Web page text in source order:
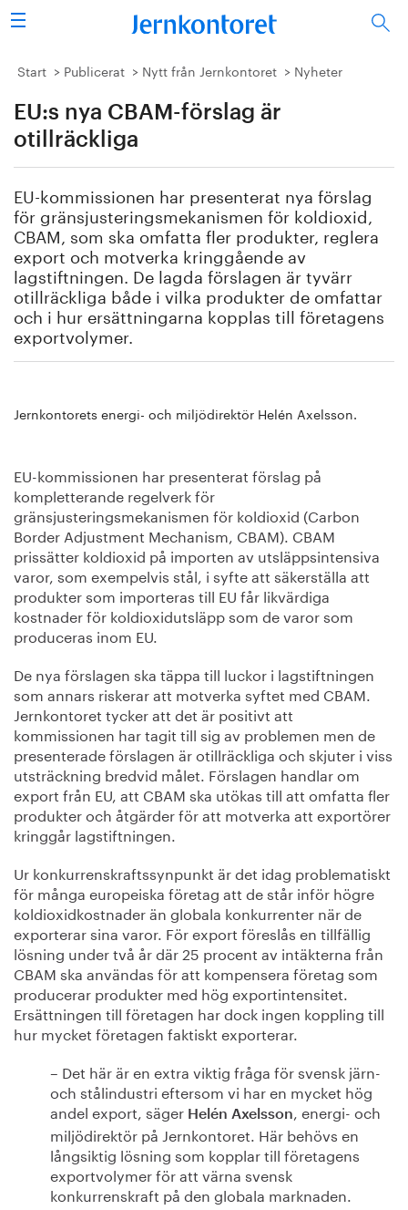
Sök
Stålindustrin
Vision 2050
Energi/miljö
Vi tycker
Publicerat
Bildbank
Start Publicerat Nytt från Jernkontoret Nyheter
EU:s nya CBAM-förslag är
otillräckliga
EU-kommissionen har presenterat nya förslag
för gränsjusteringsmekanismen för koldioxid,
CBAM, som ska omfatta fler produkter, reglera
export och motverka kringgående av
lagstiftningen. De lagda förslagen är tyvärr
otillräckliga både i vilka produkter de omfattar
och i hur ersättningarna kopplas till företagens
exportvolymer.
Jernkontorets energi- och miljödirektör Helén Axelsson.
EU-kommissionen har presenterat förslag på
kompletterande regelverk för
gränsjusteringsmekanismen för koldioxid (Carbon
Border Adjustment Mechanism, CBAM). CBAM
prissätter koldioxid på importen av utsläppsintensiva
varor, som exempelvis stål, i syfte att säkerställa att
produkter som importeras till EU får likvärdiga
kostnader för koldioxidutsläpp som de varor som
produceras inom EU.
De nya förslagen ska täppa till luckor i lagstiftningen
som annars riskerar att motverka syftet med CBAM.
Jernkontoret tycker att det är positivt att
kommissionen har tagit till sig av problemen men de
presenterade förslagen är otillräckliga och skjuter i viss
utsträckning bredvid målet. Förslagen handlar om
export från EU, att CBAM ska utökas till att omfatta fler
produkter och åtgärder för att motverka att exportörer
kringgår lagstiftningen.
Ur konkurrenskraftssynpunkt är det idag problematiskt
för många europeiska företag att de står inför högre
koldioxidkostnader än globala konkurrenter när de
exporterar sina varor. För export föreslås en tillfällig
lösning under två år där 25 procent av intäkterna från
CBAM ska användas för att kompensera företag som
producerar produkter med hög exportintensitet.
Ersättningen till företagen har dock ingen koppling till
hur mycket företagen faktiskt exporterar.
– Det här är en extra viktig fråga för svensk järn-
och stålindustri eftersom vi har en mycket hög
andel export, säger Helén Axelsson, energi- och
miljödirektör på Jernkontoret. Här behövs en
långsiktig lösning som kopplar till företagens
exportvolymer för att värna svensk
konkurrenskraft på den globala marknaden.